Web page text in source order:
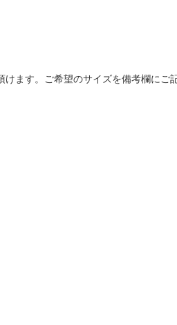
けます。ご希望のサイズを備考欄に